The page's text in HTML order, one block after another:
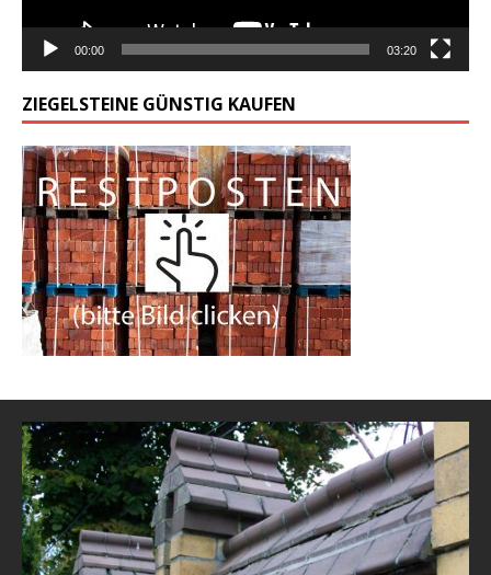
00:00 03:20
ZIEGELSTEINE GÜNSTIG KAUFEN